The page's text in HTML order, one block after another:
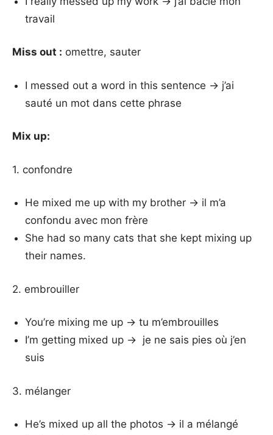
travail
Miss out : omettre, sauter
I messed out a word in this sentence → j’ai
sauté un mot dans cette phrase
Mix up:
1. confondre
He mixed me up with my brother → il m’a
confondu avec mon frère
She had so many cats that she kept mixing up
their names.
2. embrouiller
You’re mixing me up → tu m’embrouilles
I’m getting mixed up → je ne sais pies où j’en
suis
3. mélanger
He’s mixed up all the photos → il a mélangé